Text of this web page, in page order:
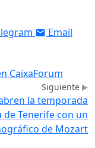
Email
CaixaForum
Siguiente
la temporada
de Tenerife con un
de Mozart